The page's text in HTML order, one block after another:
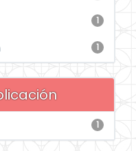
1
1
1